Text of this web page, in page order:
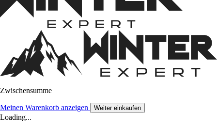
Zwischensumme
Meinen Warenkorb anzeigen Weiter einkaufen
Loading...